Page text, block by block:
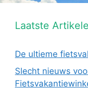
Laatste
De ultieme
Slecht nieuws